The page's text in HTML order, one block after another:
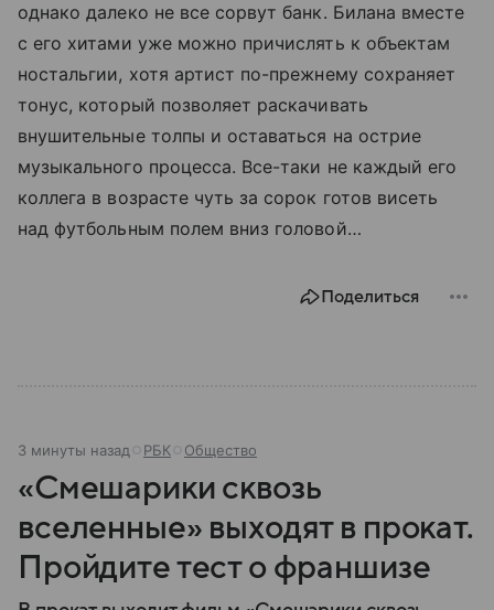
однако далеко не все сорвут банк. Билана вместе
с его хитами уже можно причислять к объектам
ностальгии, хотя артист по-прежнему сохраняет
тонус, который позволяет раскачивать
внушительные толпы и оставаться на острие
музыкального процесса. Все-таки не каждый его
коллега в возрасте чуть за сорок готов висеть
над футбольным полем вниз головой…
Поделиться
3 минуты назад РБК Общество
«Смешарики сквозь
вселенные» выходят в прокат.
Пройдите тест о франшизе